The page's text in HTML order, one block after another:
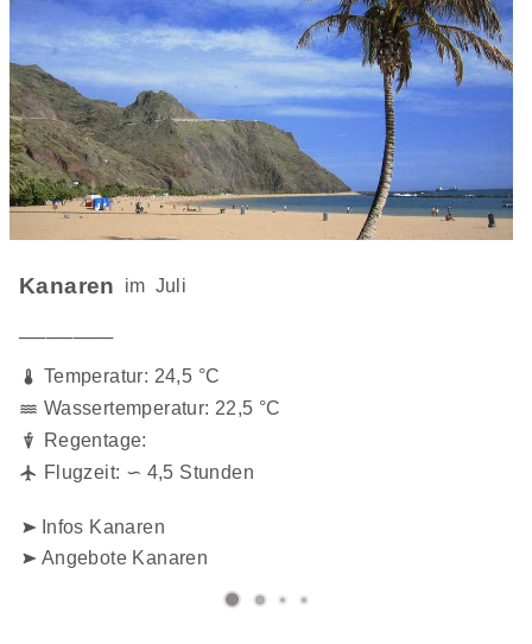
Kanaren im Juli
───────
Temperatur: 24,5 °C
Wassertemperatur: 22,5 °C
Regentage:
Flugzeit: ∽ 4,5 Stunden
Infos Kanaren
Angebote Kanaren